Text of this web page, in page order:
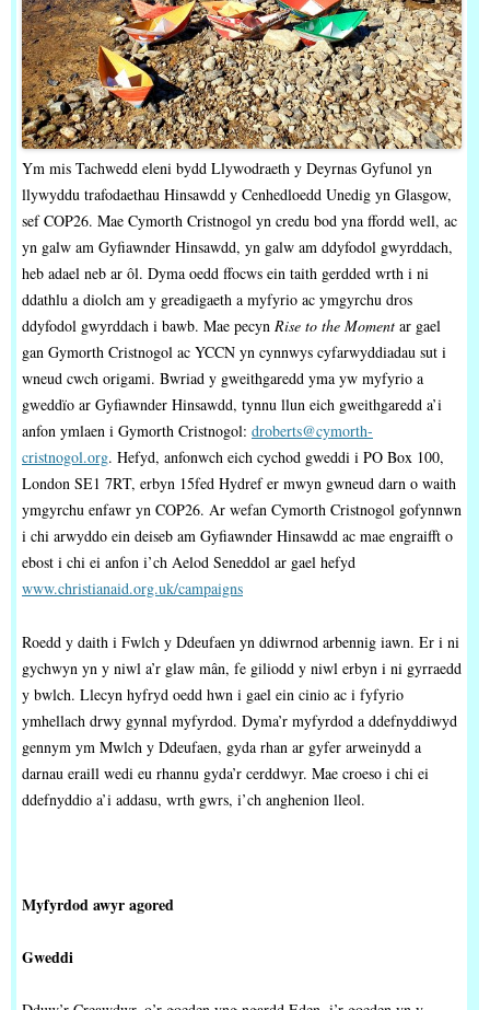
Ym mis Tachwedd eleni bydd Llywodraeth y Deyrnas Gyfunol yn
llywyddu trafodaethau Hinsawdd y Cenhedloedd Unedig yn Glasgow,
sef COP26. Mae Cymorth Cristnogol yn credu bod yna ffordd well, ac
yn galw am Gyfiawnder Hinsawdd, yn galw am ddyfodol gwyrddach,
heb adael neb ar ôl. Dyma oedd ffocws ein taith gerdded wrth i ni
ddathlu a diolch am y greadigaeth a myfyrio ac ymgyrchu dros
ddyfodol gwyrddach i bawb. Mae pecyn Rise to the Moment ar gael
gan Gymorth Cristnogol ac YCCN yn cynnwys cyfarwyddiadau sut i
wneud cwch origami. Bwriad y gweithgaredd yma yw myfyrio a
gweddïo ar Gyfiawnder Hinsawdd, tynnu llun eich gweithgaredd a’i
anfon ymlaen i Gymorth Cristnogol: droberts@cymorth-
cristnogol.org. Hefyd, anfonwch eich cychod gweddi i PO Box 100,
London SE1 7RT, erbyn 15fed Hydref er mwyn gwneud darn o waith
ymgyrchu enfawr yn COP26. Ar wefan Cymorth Cristnogol gofynnwn
i chi arwyddo ein deiseb am Gyfiawnder Hinsawdd ac mae engraifft o
ebost i chi ei anfon i’ch Aelod Seneddol ar gael hefyd
www.christianaid.org.uk/campaigns
Roedd y daith i Fwlch y Ddeufaen yn ddiwrnod arbennig iawn. Er i ni
gychwyn yn y niwl a’r glaw mân, fe giliodd y niwl erbyn i ni gyrraedd
y bwlch. Llecyn hyfryd oedd hwn i gael ein cinio ac i fyfyrio
ymhellach drwy gynnal myfyrdod. Dyma’r myfyrdod a ddefnyddiwyd
gennym ym Mwlch y Ddeufaen, gyda rhan ar gyfer arweinydd a
darnau eraill wedi eu rhannu gyda’r cerddwyr. Mae croeso i chi ei
ddefnyddio a’i addasu, wrth gwrs, i’ch anghenion lleol.
Myfyrdod awyr agored
Gweddi